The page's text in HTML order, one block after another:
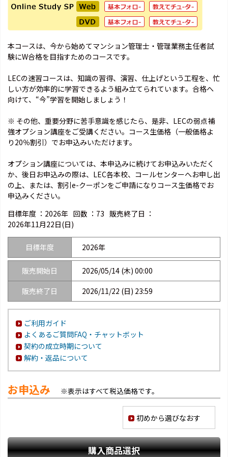
本コースは、今から始めてマンション管理士・管理業務主任者試
験にW合格を目指すためのコースです。
LECの速習コースは、知識の習得、演習、仕上げという工程を、忙
しい方が効率的に学習できるよう組み立てられています。合格へ
向けて、“今”学習を開始しましょう！
※ その他、重要分野に苦手意識を感じたら、是非、LECの弱点補
強オプション講座をご受講ください。コース生価格（一般価格よ
り20％割引）でお申込みいただけます。
オプション講座については、本申込みに続けてお申込みいただく
か、後日お申込みの際は、LEC各本校、コールセンターへお申し出
の上、または、割引e-クーポンをご申請になりコース生価格でお
申込みください。
目標年度 ： 2026年 回数 ： 73 販売終了日 ：
2026年11月22日(日)
目標年度 2026年
販売開始日
2026/05/14 (木) 00:00
販売終了日
2026/11/22 (日) 23:59
ご利用ガイド
よくあるご質問FAQ・チャットボット
契約の成立時期について
解約・返品について
お申込み ※表示はすべて税込価格です。
初めから選びなおす
購入商品選択